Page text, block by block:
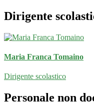
Dirigente
Maria Franca Tomaino
Dirigente scolastico
Personale non